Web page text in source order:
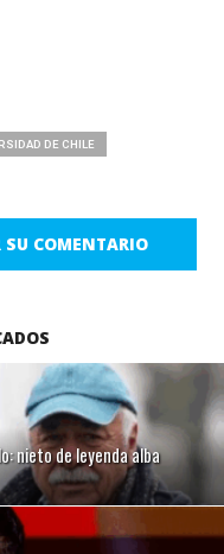
DE CHILE
SU COMENTARIO
nieto de leyenda alba